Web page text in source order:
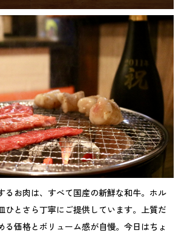
るお肉は、すべて国産の新鮮な和牛。ホル
ひとさら丁寧にご提供しています。上質だ
る価格とボリューム感が自慢。今日はちょ